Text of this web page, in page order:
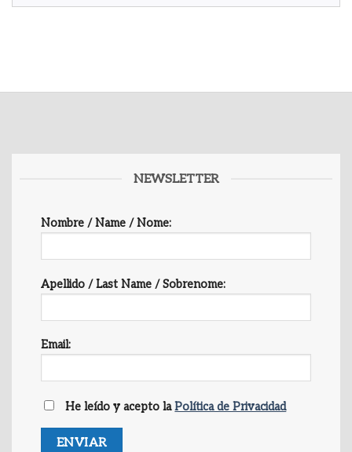
NEWSLETTER
Nombre / Name / Nome:
Apellido / Last Name / Sobrenome:
Email:
He leído y acepto laPolítica de Privacidad